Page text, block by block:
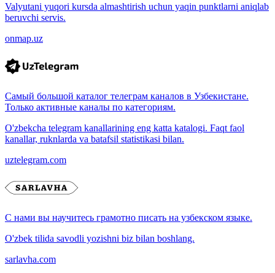
Valyutani yuqori kursda almashtirish uchun yaqin punktlarni aniqlab
beruvchi servis.
onmap.uz
Самый большой каталог телеграм каналов в Узбекистане.
Только активные каналы по категориям.
O'zbekcha telegram kanallarining eng katta katalogi. Faqt faol
kanallar, ruknlarda va batafsil statistikasi bilan.
uztelegram.com
С нами вы научитесь грамотно писать на узбекском языке.
O'zbek tilida savodli yozishni biz bilan boshlang.
sarlavha.com